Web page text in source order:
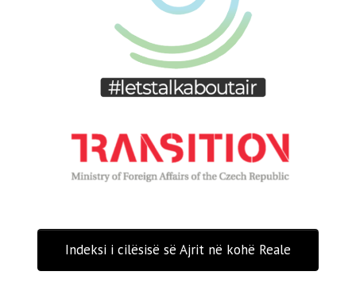
Indeksi i cilësisë së Ajrit në kohë Reale